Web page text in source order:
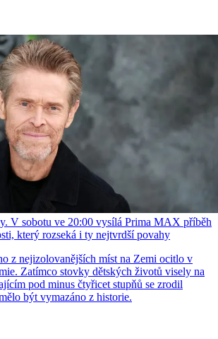
V sobotu ve 20:00 vysílá Prima MAX příběh
který rozseká i ty nejtvrdší povahy
z nejizolovanějších míst na Zemi ocitlo v
Zatímco stovky dětských životů visely na
pod minus čtyřicet stupňů se zrodil
být vymazáno z historie.